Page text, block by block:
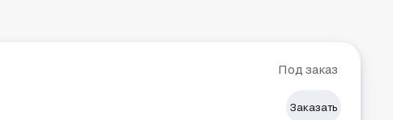
Под заказ
Заказать